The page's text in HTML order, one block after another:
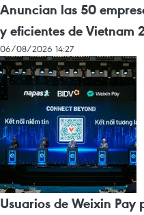
Anuncian las 50
y eficientes de Vietnam
06/08/2026 14:27
Usuarios de Weixin